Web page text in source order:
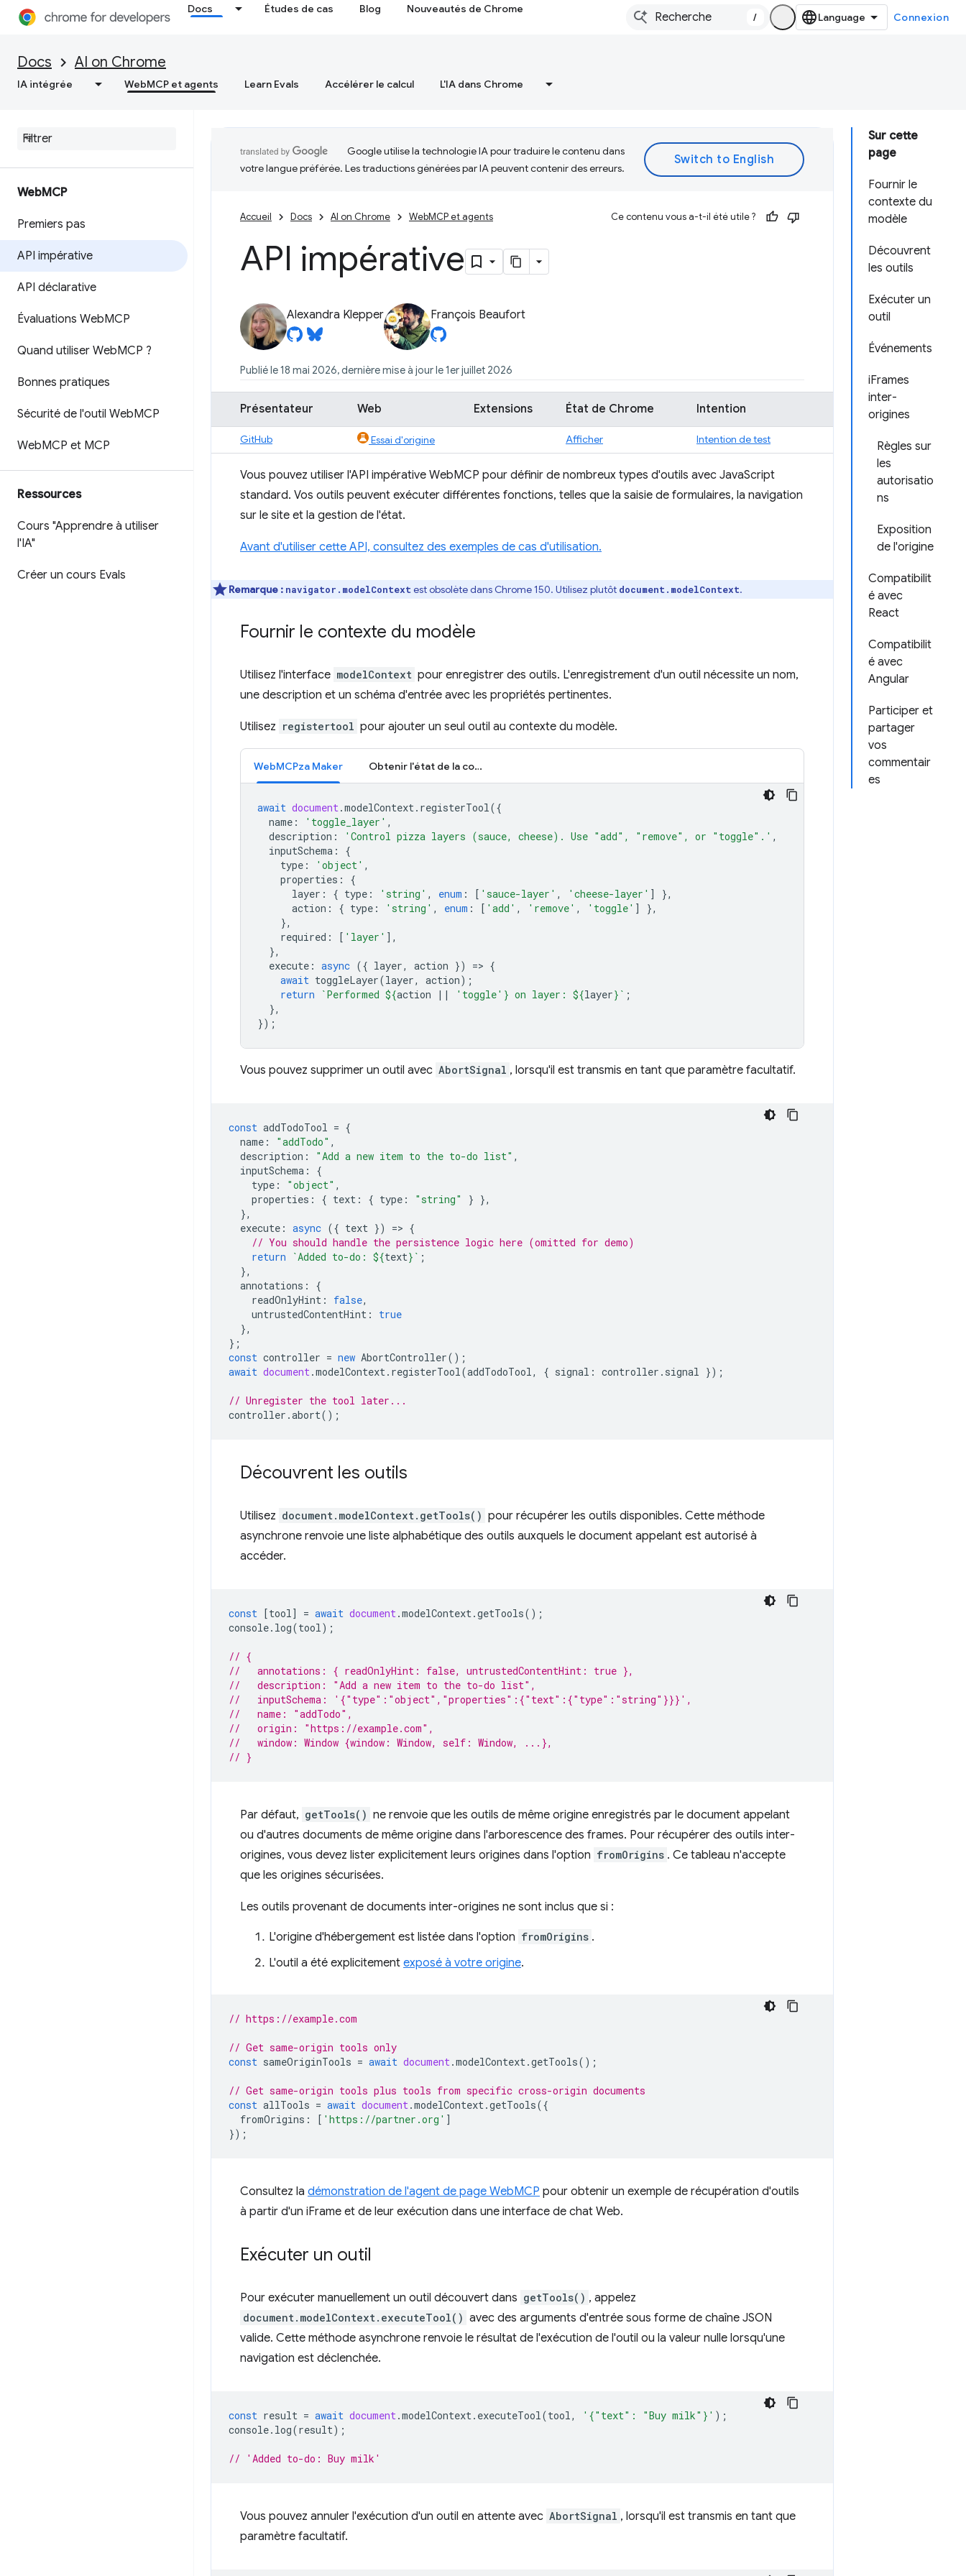
Docs Études de cas Blog Nouveautés de Chrome
/ Connexion
Docs AI on Chrome
IA intégrée WebMCP et agents Learn Evals Accélérer le calcul L'IA dans Chrome
WebMCP
Premiers pas
API impérative
API déclarative
Évaluations WebMCP
Quand utiliser WebMCP ?
Bonnes pratiques
Sécurité de l'outil WebMCP
WebMCP et MCP
Ressources
Cours "Apprendre à utiliser
l'IA"
Créer un cours Evals
Sur cette
page
Fournir le
contexte du
modèle
Découvrent
les outils
Exécuter un
outil
Événements
iFrames
inter-
origines
Règles sur
les
autorisatio
ns
Exposition
de l'origine
Compatibilit
é avec
React
Compatibilit
é avec
Angular
Participer et
partager
vos
commentair
es
Google utilise la technologie IA pour traduire le contenu dans
votre langue préférée. Les traductions générées par IA peuvent contenir des erreurs.
Accueil Docs AI on Chrome WebMCP et agents Ce contenu vous a-t-il été utile ?
API impérative
Alexandra Klepper François Beaufort
Publié le 18 mai 2026, dernière mise à jour le 1er juillet 2026
Présentateur Web Extensions État de Chrome Intention
GitHub Essai d'origine Afficher Intention de test
Vous pouvez utiliser l'API impérative WebMCP pour définir de nombreux types d'outils avec JavaScript
standard. Vos outils peuvent exécuter différentes fonctions, telles que la saisie de formulaires, la navigation
sur le site et la gestion de l'état.
Avant d'utiliser cette API, consultez des exemples de cas d'utilisation.
Remarque : navigator.modelContext est obsolète dans Chrome 150. Utilisez plutôt document.modelContext.
Fournir le contexte du modèle
Utilisez l'interface modelContext pour enregistrer des outils. L'enregistrement d'un outil nécessite un nom,
une description et un schéma d'entrée avec les propriétés pertinentes.
Utilisez registertool pour ajouter un seul outil au contexte du modèle.
WebMCPza Maker Obtenir l'état de la commande
await document.modelContext. registerTool({
name : 'toggle_layer' ,
description : 'Control pizza layers (sauce, cheese). Use "add", "remove", or "toggle".' ,
inputSchema :
{
type : 'object' ,
properties :
{
layer : { type : 'string' , enum : [ 'sauce-layer' , 'cheese-layer' ]
},
action : { type : 'string' , enum : [ 'add' , 'remove' , 'toggle' ]
},
},
required : [ 'layer' ],
},
execute : async ({ layer, action }) => {
await toggleLayer(layer, action);
return
`Performed ${action || 'toggle' } on layer: ${layer} ` ;
},
});
Vous pouvez supprimer un outil avec AbortSignal , lorsqu'il est transmis en tant que paramètre facultatif.
const addTodoTool = {
name : "addTodo" ,
description : "Add a new item to the to-do list" ,
inputSchema :
{
type : "object" ,
properties : { text : { type : "string" } },
},
execute : async ({ text }) => {
// You should handle the persistence logic here (omitted for demo)
return
`Added to-do: ${text} ` ;
},
annotations :
{
readOnlyHint : false,
untrustedContentHint :
true
},
};
const controller = new AbortController();
await document.modelContext. registerTool(addTodoTool, { signal : controller . signal });
// Unregister the tool later...
controller .abort();
Découvrent les outils
Utilisez document.modelContext.getTools() pour récupérer les outils disponibles. Cette méthode
asynchrone renvoie une liste alphabétique des outils auxquels le document appelant est autorisé à
accéder.
const [tool] = await document.modelContext.getTools();
console. log(tool);
// {
//   annotations: { readOnlyHint: false, untrustedContentHint: true },
//   description: "Add a new item to the to-do list",
//   inputSchema: '{"type":"object","properties":{"text":{"type":"string"}}}',
//   name: "addTodo",
//   origin: "https://example.com",
//   window: Window {window: Window, self: Window, ...},
// }
Par défaut, getTools() ne renvoie que les outils de même origine enregistrés par le document appelant
ou d'autres documents de même origine dans l'arborescence des frames. Pour récupérer des outils inter-
origines, vous devez lister explicitement leurs origines dans l'option fromOrigins . Ce tableau n'accepte
que les origines sécurisées.
Les outils provenant de documents inter-origines ne sont inclus que si :
L'origine d'hébergement est listée dans l'option fromOrigins .
L'outil a été explicitement exposé à votre origine.
// https://example.com
// Get same-origin tools only
const sameOriginTools = await document.modelContext.getTools();
// Get same-origin tools plus tools from specific cross-origin documents
const allTools = await document.modelContext.getTools({
fromOrigins : [ 'https://partner.org' ]
});
Consultez la démonstration de l'agent de page WebMCP pour obtenir un exemple de récupération d'outils
à partir d'un iFrame et de leur exécution dans une interface de chat Web.
Exécuter un outil
Pour exécuter manuellement un outil découvert dans getTools() , appelez
document.modelContext.executeTool() avec des arguments d'entrée sous forme de chaîne JSON
valide. Cette méthode asynchrone renvoie le résultat de l'exécution de l'outil ou la valeur nulle lorsqu'une
navigation est déclenchée.
const result = await document.modelContext. executeTool(tool, '{"text": "Buy milk"}' );
console. log(result);
// 'Added to-do: Buy milk'
Vous pouvez annuler l'exécution d'un outil en attente avec AbortSignal , lorsqu'il est transmis en tant que
paramètre facultatif.